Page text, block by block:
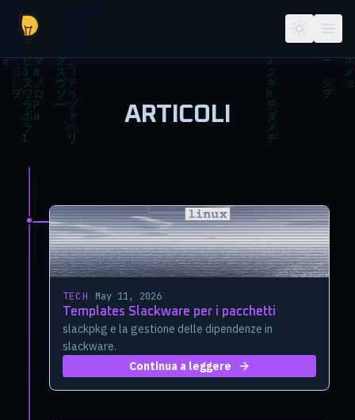
ARTICOLI
TECH
May 11, 2026
Templates Slackware per i pacchetti
slackpkg e la gestione delle dipendenze in
slackware.
Continua a leggere